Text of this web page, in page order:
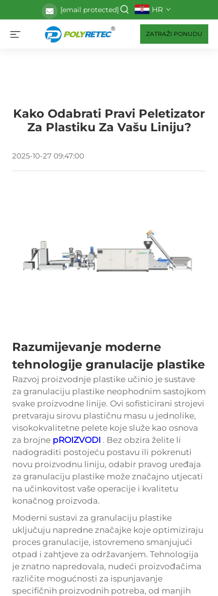
[email protected] HR
ZATRAŽI PONUDU
Kako Odabrati Pravi Peletizator
Za Plastiku Za Vašu Liniju?
2025-10-27 09:47:00
Razumijevanje moderne
tehnologije granulacije plastike
Razvoj proizvodnje plastike učinio je sustave
za granulaciju plastike neophodnim sastojkom
svake proizvodne linije. Ovi sofisticirani strojevi
pretvaraju sirovu plastičnu masu u jednolike,
visokokvalitetne pelete koje služe kao osnova
za brojne pROIZVODI . Bez obzira želite li
nadograditi postojeću postavu ili pokrenuti
novu proizvodnu liniju, odabir pravog uređaja
za granulaciju plastike može značajno utjecati
na učinkovitost vaše operacije i kvalitetu
konačnog proizvoda.
Moderni sustavi za granulaciju plastike
uključuju napredne značajke koje optimiziraju
proces granulacije, istovremeno smanjujući
otpad i zahtjeve za održavanjem. Tehnologija
je znatno napredovala, nudeći proizvođačima
različite mogućnosti za ispunjavanje
specifičnih proizvodnih potreba, od manjih